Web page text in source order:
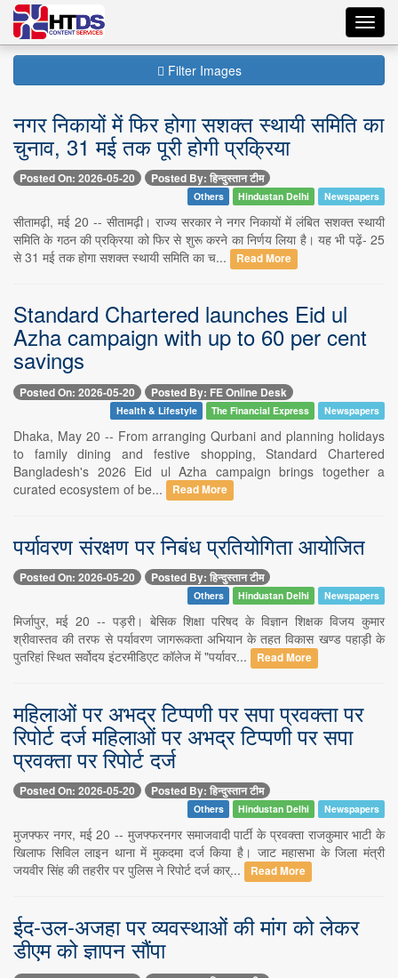
Filter Images
नगर निकायों में फिर होगा सशक्त स्थायी समिति का
चुनाव, 31 मई तक पूरी होगी प्रक्रिया
Posted On: 2026-05-20 Posted By: हिन्दुस्तान टीम
Others Hindustan Delhi Newspapers
सीतामढ़ी, मई 20 -- सीतामढ़ी। राज्य सरकार ने नगर निकायों में लंबित सशक्त स्थायी
समिति के गठन की प्रक्रिया को फिर से शुरू करने का निर्णय लिया है। यह भी पढ़ें- 25
से 31 मई तक होगा सशक्त स्थायी समिति का च...
Read More
Standard Chartered launches Eid ul
Azha campaign with up to 60 per cent
savings
Posted On: 2026-05-20 Posted By: FE Online Desk
Health & Lifestyle The Financial Express Newspapers
Dhaka, May 20 -- From arranging Qurbani and planning holidays
to family dining and festive shopping, Standard Chartered
Bangladesh's 2026 Eid ul Azha campaign brings together a
curated ecosystem of be...
Read More
पर्यावरण संरक्षण पर निबंध प्रतियोगिता आयोजित
Posted On: 2026-05-20 Posted By: हिन्दुस्तान टीम
Others Hindustan Delhi Newspapers
मिर्जापुर, मई 20 -- पड़री। बेसिक शिक्षा परिषद के विज्ञान शिक्षक विजय कुमार
श्रीवास्तव की तरफ से पर्यावरण जागरूकता अभियान के तहत विकास खण्ड पहाड़ी के
पुतरिहां स्थित सर्वोदय इंटरमीडिएट कॉलेज में "पर्यावर...
Read More
महिलाओं पर अभद्र टिप्पणी पर सपा प्रवक्ता पर
रिपोर्ट दर्ज महिलाओं पर अभद्र टिप्पणी पर सपा
प्रवक्ता पर रिपोर्ट दर्ज
Posted On: 2026-05-20 Posted By: हिन्दुस्तान टीम
Others Hindustan Delhi Newspapers
मुजफ्फर नगर, मई 20 -- मुजफ्फरनगर समाजवादी पार्टी के प्रवक्ता राजकुमार भाटी के
खिलाफ सिविल लाइन थाना में मुकदमा दर्ज किया है। जाट महासभा के जिला मंत्री
जयवीर सिंह की तहरीर पर पुलिस ने रिपोर्ट दर्ज कार्...
Read More
ईद-उल-अजहा पर व्यवस्थाओं की मांग को लेकर
डीएम को ज्ञापन सौंपा